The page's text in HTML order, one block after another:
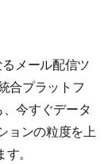
るメール配信ツ
合プラットフ
、今すぐデータ
ョンの粒度を上
。